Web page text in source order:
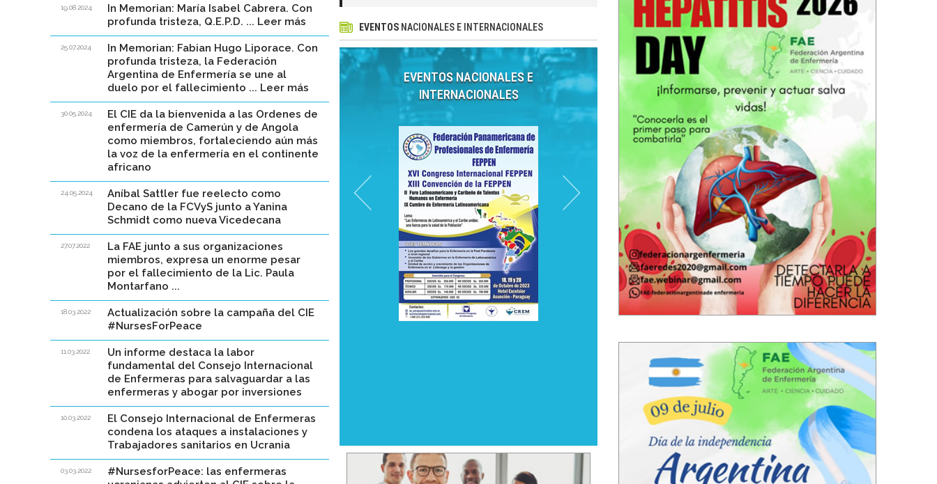
19.08.2024
In Memorian: María Isabel Cabrera. Con
profunda tristeza, Q.E.P.D. ... Leer más
25.07.2024
In Memorian: Fabian Hugo Liporace. Con
profunda tristeza, la Federación
Argentina de Enfermería se une al
duelo por el fallecimiento ... Leer más
30.05.2024
El CIE da la bienvenida a las Ordenes de
enfermería de Camerún y de Angola
como miembros, fortaleciendo aún más
la voz de la enfermería en el continente
africano
24.05.2024
Aníbal Sattler fue reelecto como
Decano de la FCVyS junto a Yanina
Schmidt como nueva Vicedecana
27.07.2022
La FAE junto a sus organizaciones
miembros, expresa un enorme pesar
por el fallecimiento de la Lic. Paula
Montarfano ...
18.03.2022
Actualización sobre la campaña del CIE
#NursesForPeace
11.03.2022
Un informe destaca la labor
fundamental del Consejo Internacional
de Enfermeras para salvaguardar a las
enfermeras y abogar por inversiones
10.03.2022
El Consejo Internacional de Enfermeras
condena los ataques a instalaciones y
Trabajadores sanitarios en Ucrania
03.03.2022
#NursesforPeace: las enfermeras
EVENTOS NACIONALES E INTERNACIONALES
EVENTOS NACIONALES E
INTERNACIONALES